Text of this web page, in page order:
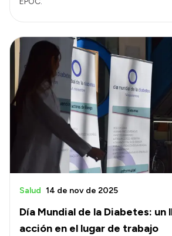
Día Mundial de la Diabetes: un
acción en el lugar de trabajo
Salud 14 de nov de 2025